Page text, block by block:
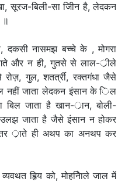
सूरज-बिली-सा जीिन है, लेदकन
॥
नासमझ बच्चे के , मोगरा
और न ही, गुतसे से लाल-र्ीले
गुल, शतर्त्री, रक्तगंधा जैसे
नहीं जाता लेदकन इंसान के िल
जाता है खान-र्ान, बोली-
जाता है जैसे इंसान न होकर
र्ाते ही अथप का अनथप कर
हृिय को, मोहनेिाले जाल में